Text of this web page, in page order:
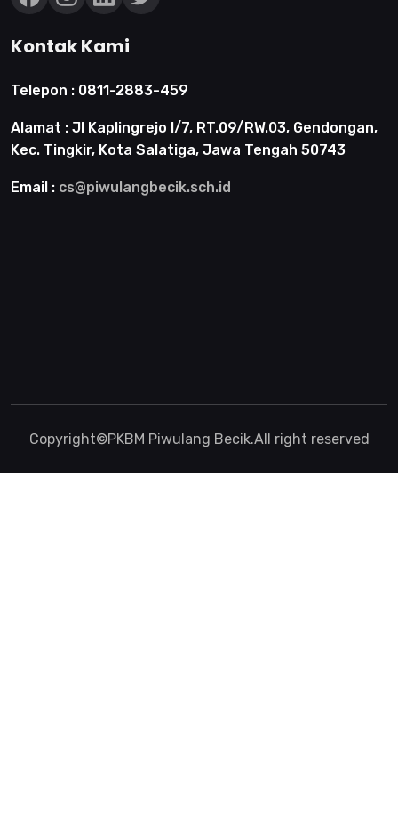
Kontak Kami
Telepon : 0811-2883-459
Alamat : Jl Kaplingrejo I/7, RT.09/RW.03, Gendongan,
Kec. Tingkir, Kota Salatiga, Jawa Tengah 50743
Email : cs@piwulangbecik.sch.id
Copyright©PKBM Piwulang Becik.All right reserved